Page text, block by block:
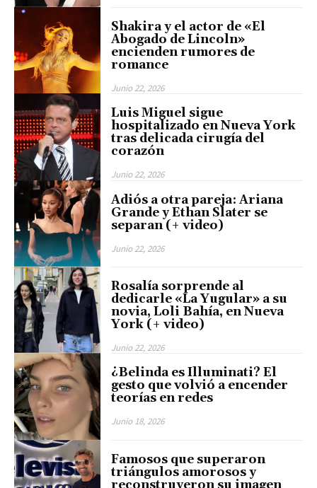
Shakira y el actor de «El
Abogado de Lincoln»
encienden rumores de
romance
Junio 22, 2026
Luis Miguel sigue
hospitalizado en Nueva York
tras delicada cirugía del
corazón
Junio 22, 2026
Adiós a otra pareja: Ariana
Grande y Ethan Slater se
separan (+ video)
Junio 22, 2026
Rosalía sorprende al
dedicarle «La Yugular» a su
novia, Loli Bahía, en Nueva
York (+ video)
Junio 22, 2026
¿Belinda es Illuminati? El
gesto que volvió a encender
teorías en redes
Junio 18, 2026
Famosos que superaron
triángulos amorosos y